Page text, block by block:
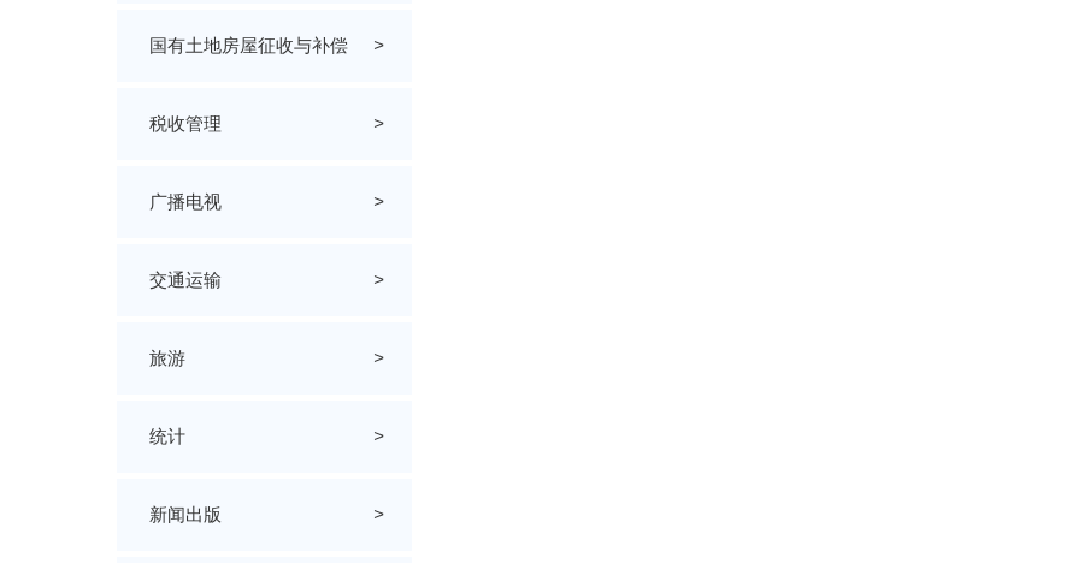
国有土地房屋征收与补偿 >
税收管理 >
广播电视 >
交通运输 >
旅游 >
统计 >
新闻出版 >